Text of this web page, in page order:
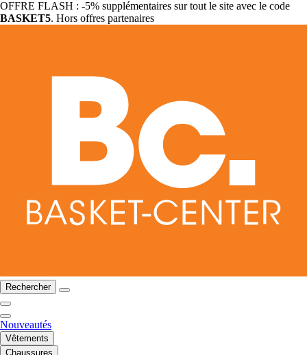
OFFRE FLASH : -5% supplémentaires sur tout le site avec le code
BASKET5. Hors offres partenaires
Rechercher
Nouveautés
Vêtements
Chaussures